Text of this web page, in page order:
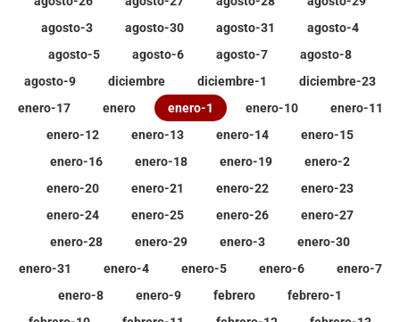
agosto-3
agosto-30 agosto-31
agosto-4
agosto-5
agosto-6 agosto-7
agosto-8
agosto-9
diciembre diciembre-1
diciembre-23
enero-17
enero enero-1 enero-10
enero-11
enero-12
enero-13 enero-14
enero-15
enero-16
enero-18 enero-19
enero-2
enero-20
enero-21 enero-22
enero-23
enero-24
enero-25 enero-26
enero-27
enero-28
enero-29 enero-3
enero-30
enero-31
enero-4 enero-5 enero-6
enero-7
enero-8
enero-9 febrero
febrero-1